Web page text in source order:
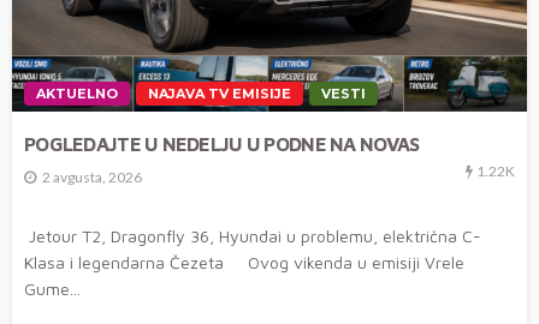
AKTUELNO NAJAVA TV EMISIJE VESTI
POGLEDAJTE U NEDELJU U PODNE NA NOVAS
2 avgusta, 2026 1.22K
Jetour T2, Dragonfly 36, Hyundai u problemu, električna C-
Klasa i legendarna Čezeta Ovog vikenda u emisiji Vrele
Gume...